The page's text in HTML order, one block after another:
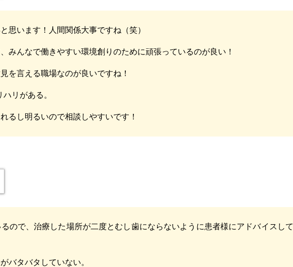
思います！人間関係大事ですね（笑）
みんなで働きやすい環境創りのために頑張っているのが良い！
を言える職場なのが良いですね！
リがある。
るし明るいので相談しやすいです！
ので、治療した場所が二度とむし歯にならないように患者様にアドバイスして
バタバタしていない。